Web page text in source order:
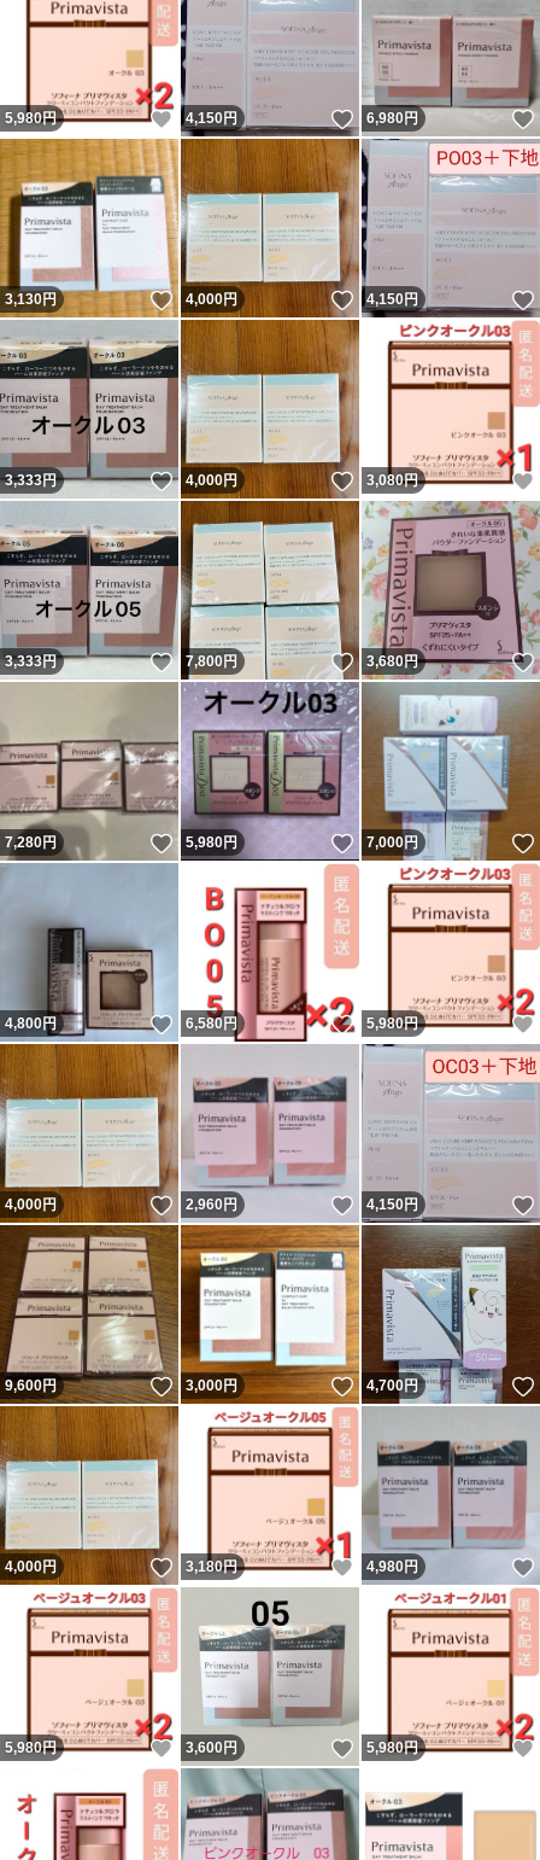
5,980円 いいね！
4,150円 いいね！
6,980円
3,130円 いいね！
4,000円 いいね！
4,150円
3,333円 いいね！
4,000円 いいね！
3,080円
3,333円 いいね！
7,800円 いいね！
3,680円
7,280円 いいね！
5,980円 いいね！
7,000円
4,800円 いいね！
6,580 円 いいね！
5,980円
4,000円 いいね！
2,960円 いいね！
4,150円
9,600円 いいね！
3,000円 いいね！
4,700円
4,000円 いいね！
3,180円 いいね！
4,980円
5,980円 いいね！
3,600円 いいね！
5,980円